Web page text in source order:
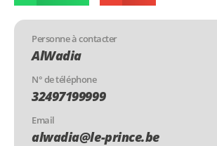
Personne à contacter
AlWadia
N° de téléphone
32497199999
Email
alwadia@le-prince.be